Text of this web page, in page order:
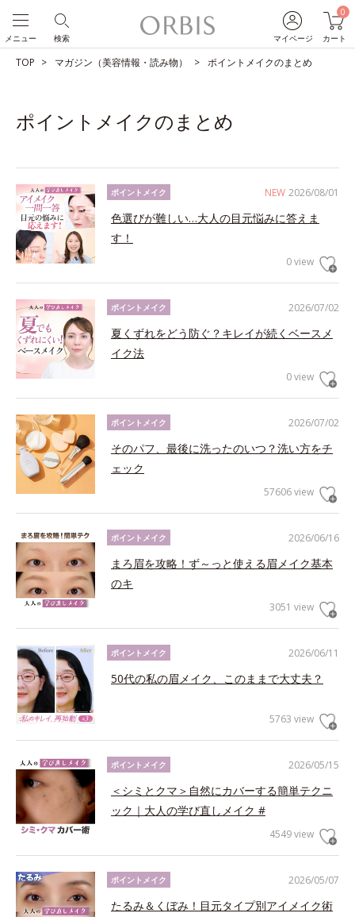
マイページ
0
カート
検索
メニュー
TOP マガジン（美容情報・読み物） ポイントメイクのまとめ
ポイントメイクのまとめ
NEW 2026/08/01
ポイントメイク
色選びが難しい…大人の目元悩みに答えま
す！
0 view
2026/07/02
ポイントメイク
夏くずれをどう防ぐ？キレイが続くベースメ
イク法
0 view
2026/07/02
ポイントメイク
そのパフ、最後に洗ったのいつ？洗い方をチ
ェック
57606 view
2026/06/16
ポイントメイク
まろ眉を攻略！ず～っと使える眉メイク基本
のキ
3051 view
2026/06/11
ポイントメイク
50代の私の眉メイク、このままで大丈夫？
5763 view
2026/05/15
ポイントメイク
＜シミとクマ＞自然にカバーする簡単テクニ
ック｜大人の学び直しメイク #
4549 view
2026/05/07
ポイントメイク
たるみ＆くぼみ！目元タイプ別アイメイク術